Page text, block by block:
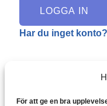
För att ge en bra
LOGGA IN
Har du inget konto?